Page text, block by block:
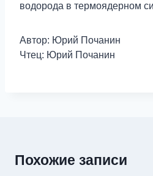
водорода в термоядерном
Автор: Юрий Почанин
Чтец: Юрий Почанин
Похожие записи